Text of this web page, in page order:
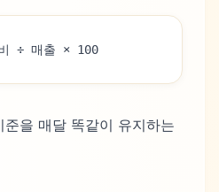
÷ 매출 × 100
을 매달 똑같이 유지하는